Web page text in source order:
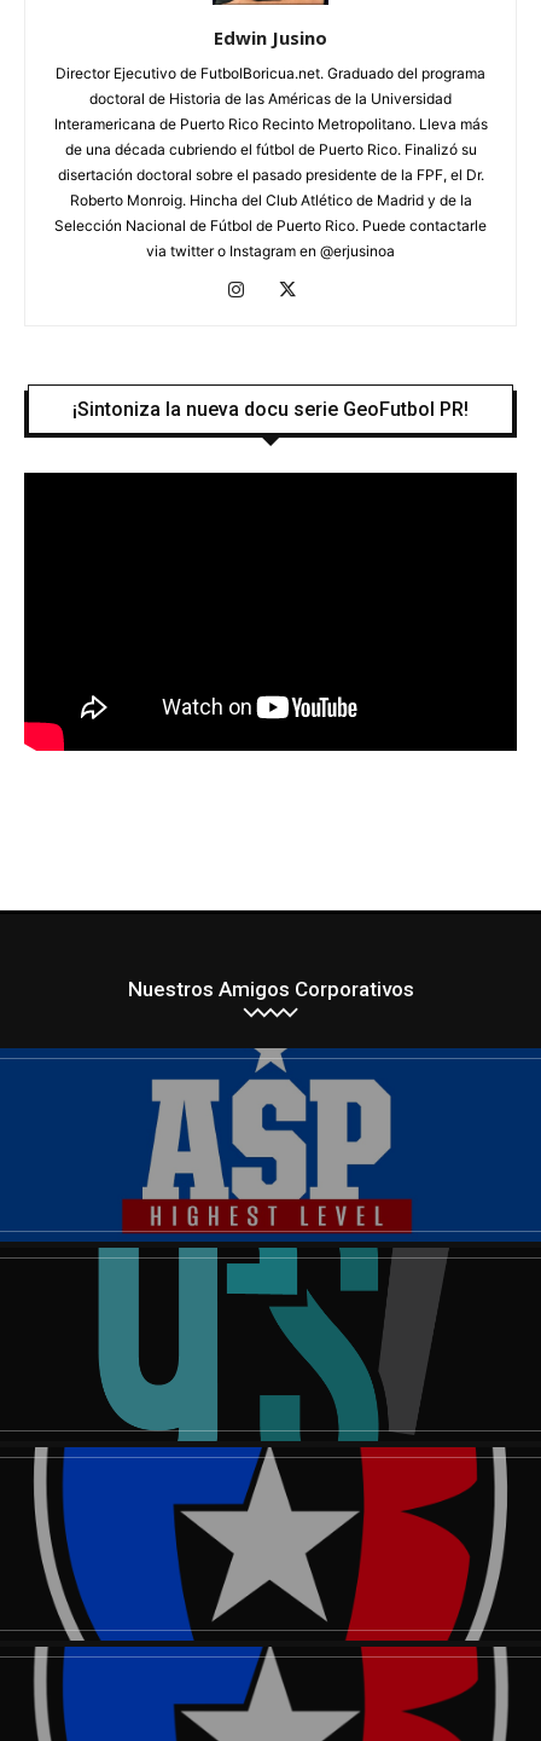
Edwin Jusino
Director Ejecutivo de FutbolBoricua.net. Graduado del programa
doctoral de Historia de las Américas de la Universidad
Interamericana de Puerto Rico Recinto Metropolitano. Lleva más
de una década cubriendo el fútbol de Puerto Rico. Finalizó su
disertación doctoral sobre el pasado presidente de la FPF, el Dr.
Roberto Monroig. Hincha del Club Atlético de Madrid y de la
Selección Nacional de Fútbol de Puerto Rico. Puede contactarle
via twitter o Instagram en @erjusinoa
¡Sintoniza la nueva docu serie GeoFutbol PR!
Nuestros Amigos Corporativos